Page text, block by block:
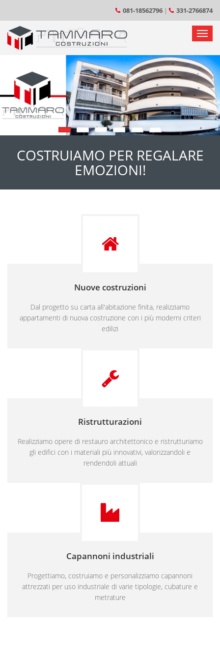
081-18562796 | 331-2766874
1 2 3 4 5 6
COSTRUIAMO PER REGALARE
EMOZIONI!
Nuove costruzioni
Dal progetto su carta all'abitazione finita, realizziamo
appartamenti di nuova costruzione con i più moderni criteri
edilizi
Ristrutturazioni
Realizziamo opere di restauro architettonico e ristrutturiamo
gli edifici con i materiali più innovativi, valorizzandoli e
rendendoli attuali
Capannoni industriali
Progettiamo, costruiamo e personalizziamo capannoni
attrezzati per uso industriale di varie tipologie, cubature e
metrature